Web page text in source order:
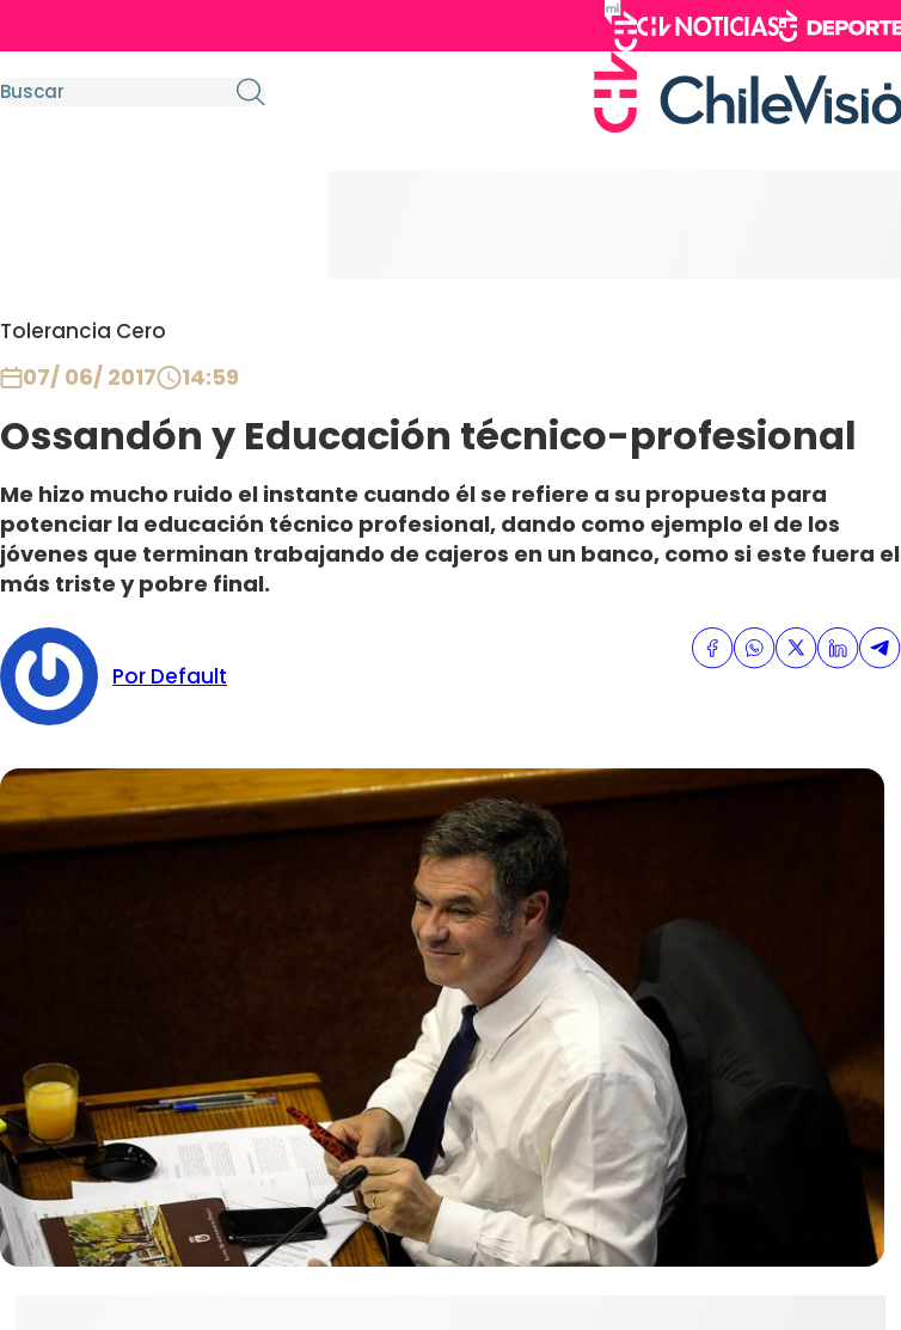
Tolerancia Cero
07/ 06/ 2017 14:59
Ossandón y Educación técnico-profesional
Me hizo mucho ruido el instante cuando él se refiere a su propuesta para
potenciar la educación técnico profesional, dando como ejemplo el de los
jóvenes que terminan trabajando de cajeros en un banco, como si este fuera el
más triste y pobre final.
Por Default